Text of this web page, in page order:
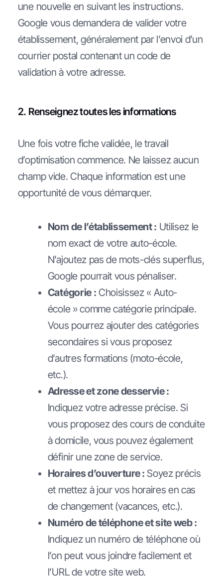
une nouvelle en suivant les instructions.
Google vous demandera de valider votre
établissement, généralement par l’envoi d’un
courrier postal contenant un code de
validation à votre adresse.
2. Renseignez toutes les informations
Une fois votre fiche validée, le travail
d’optimisation commence. Ne laissez aucun
champ vide. Chaque information est une
opportunité de vous démarquer.
Nom de l’établissement : Utilisez le
nom exact de votre auto-école.
N’ajoutez pas de mots-clés superflus,
Google pourrait vous pénaliser.
Catégorie : Choisissez « Auto-
école » comme catégorie principale.
Vous pourrez ajouter des catégories
secondaires si vous proposez
d’autres formations (moto-école,
etc.).
Adresse et zone desservie :
Indiquez votre adresse précise. Si
vous proposez des cours de conduite
à domicile, vous pouvez également
définir une zone de service.
Horaires d’ouverture : Soyez précis
et mettez à jour vos horaires en cas
de changement (vacances, etc.).
Numéro de téléphone et site web :
Indiquez un numéro de téléphone où
l’on peut vous joindre facilement et
l’URL de votre site web.